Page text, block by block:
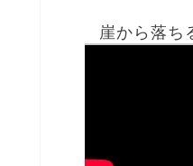
崖から落ち